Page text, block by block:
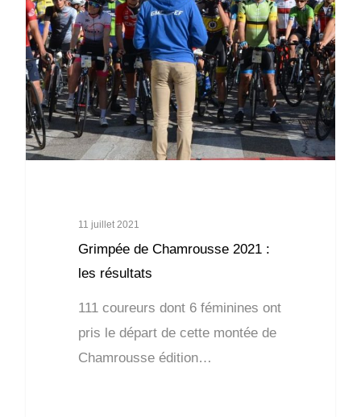
11 juillet 2021
Grimpée de Chamrousse 2021 :
les résultats
111 coureurs dont 6 féminines ont
pris le départ de cette montée de
Chamrousse édition…